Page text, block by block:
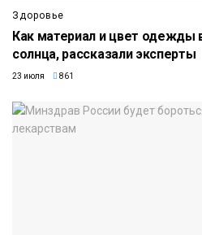
Здоровье
Как материал и цвет одежды
солнца, рассказали эксперты
23 июля 861